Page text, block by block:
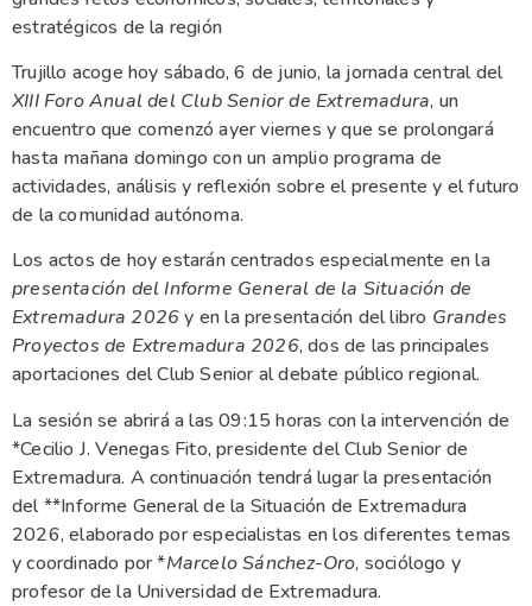
estratégicos de la región
Trujillo acoge hoy sábado, 6 de junio, la jornada central del
XIII Foro Anual del Club Senior de Extremadura, un
encuentro que comenzó ayer viernes y que se prolongará
hasta mañana domingo con un amplio programa de
actividades, análisis y reflexión sobre el presente y el futuro
de la comunidad autónoma.
Los actos de hoy estarán centrados especialmente en la
presentación del Informe General de la Situación de
Extremadura 2026y en la presentación del libro Grandes
Proyectos de Extremadura 2026, dos de las principales
aportaciones del Club Senior al debate público regional.
La sesión se abrirá a las 09:15 horas con la intervención de
*Cecilio J. Venegas Fito, presidente del Club Senior de
Extremadura. A continuación tendrá lugar la presentación
del **Informe General de la Situación de Extremadura
2026, elaborado por especialistas en los diferentes temas
y coordinado por *Marcelo Sánchez-Oro, sociólogo y
profesor de la Universidad de Extremadura.